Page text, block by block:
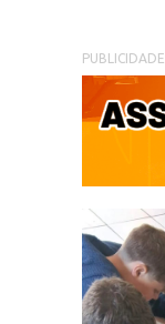
PUBLICIDADE